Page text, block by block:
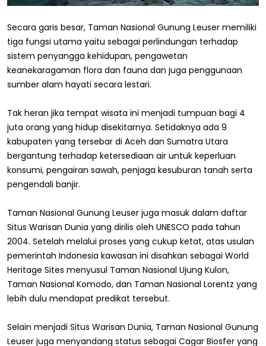
Secara garis besar, Taman Nasional Gunung Leuser memiliki
tiga fungsi utama yaitu sebagai perlindungan terhadap
sistem penyangga kehidupan, pengawetan
keanekaragaman flora dan fauna dan juga penggunaan
sumber alam hayati secara lestari.
Tak heran jika tempat wisata ini menjadi tumpuan bagi 4
juta orang yang hidup disekitarnya. Setidaknya ada 9
kabupaten yang tersebar di Aceh dan Sumatra Utara
bergantung terhadap ketersediaan air untuk keperluan
konsumi, pengairan sawah, penjaga kesuburan tanah serta
pengendali banjir.
Taman Nasional Gunung Leuser juga masuk dalam daftar
Situs Warisan Dunia yang dirilis oleh UNESCO pada tahun
2004. Setelah melalui proses yang cukup ketat, atas usulan
pemerintah Indonesia kawasan ini disahkan sebagai World
Heritage Sites menyusul Taman Nasional Ujung Kulon,
Taman Nasional Komodo, dan Taman Nasional Lorentz yang
lebih dulu mendapat predikat tersebut.
Selain menjadi Situs Warisan Dunia, Taman Nasional Gunung
Leuser juga menyandang status sebagai Cagar Biosfer yang